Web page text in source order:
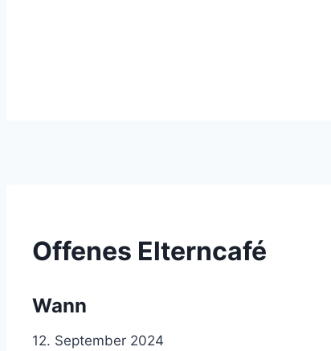
Offenes Elterncafé
Wann
12. September 2024